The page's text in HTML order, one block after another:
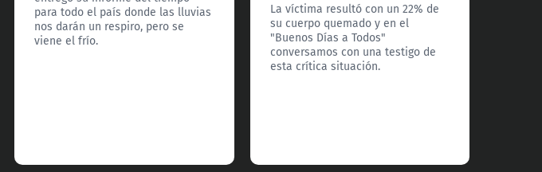
para todo el país donde las lluvias
nos darán un respiro, pero se
viene el frío.
La víctima resultó con un 22% de
su cuerpo quemado y en el
"Buenos Días a Todos"
conversamos con una testigo de
esta crítica situación.